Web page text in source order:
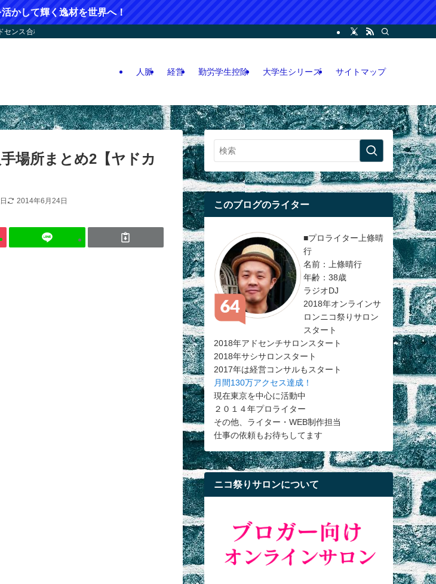
かして輝く逸材を世界へ！
ンス合格応援！人つなぎ屋さん活動、人生逆戻りツアー・コンサル・人脈論などの各情報などを記載。LINEオープンチャット
人脈 経営 勤労学生控除 大学生シリーズ サイトマップ
場所まとめ2【ヤドカ
2014年6月24日 このブログのライター
■プロライター上條晴
行
名前：上條晴行
年齢：38歳
ラジオDJ
2018年オンラインサ
ロンニコ祭りサロン
スタート
2018年アドセンチサロンスタート
2018年サシサロンスタート
2017年は経営コンサルもスタート
月間130万アクセス達成！
現在東京を中心に活動中
２０１４年プロライター
その他、ライター・WEB制作担当
仕事の依頼もお待ちしてます
ニコ祭りサロンについて